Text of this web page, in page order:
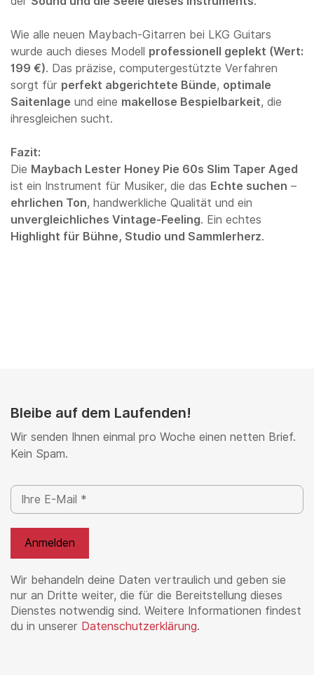
Wie alle neuen Maybach-Gitarren bei LKG Guitars
wurde auch dieses Modell professionell geplekt (Wert:
199 €). Das präzise, computergestützte Verfahren
sorgt für perfekt abgerichtete Bünde, optimale
Saitenlage und eine makellose Bespielbarkeit, die
ihresgleichen sucht.
Fazit:
Die Maybach Lester Honey Pie 60s Slim Taper Aged
ist ein Instrument für Musiker, die das Echte suchen –
ehrlichen Ton, handwerkliche Qualität und ein
unvergleichliches Vintage-Feeling. Ein echtes
Highlight für Bühne, Studio und Sammlerherz.
Bleibe auf dem Laufenden!
Wir senden Ihnen einmal pro Woche einen netten Brief.
Kein Spam.
Wir behandeln deine Daten vertraulich und geben sie
nur an Dritte weiter, die für die Bereitstellung dieses
Dienstes notwendig sind. Weitere Informationen findest
du in unserer Datenschutzerklärung.